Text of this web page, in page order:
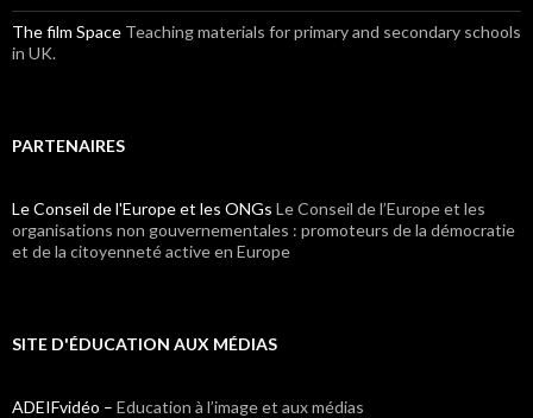
The film Space Teaching materials for primary and secondary schools
in UK.
PARTENAIRES
Le Conseil de l'Europe et les ONGs Le Conseil de l’Europe et les
organisations non gouvernementales : promoteurs de la démocratie
et de la citoyenneté active en Europe
SITE D'ÉDUCATION AUX MÉDIAS
ADEIFvidéo – Education à l’image et aux médias